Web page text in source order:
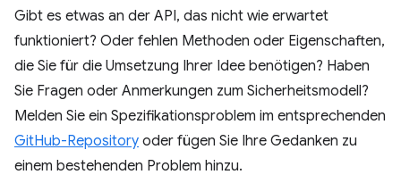
Gibt es etwas an der API, das nicht wie erwartet
funktioniert? Oder fehlen Methoden oder Eigenschaften,
die Sie für die Umsetzung Ihrer Idee benötigen? Haben
Sie Fragen oder Anmerkungen zum Sicherheitsmodell?
Melden Sie ein Spezifikationsproblem im entsprechenden
GitHub-Repository oder fügen Sie Ihre Gedanken zu
einem bestehenden Problem hinzu.